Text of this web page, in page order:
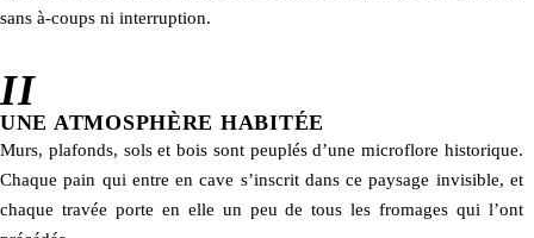
sans à-coups ni interruption.
II
UNE ATMOSPHÈRE HABITÉE
Murs, plafonds, sols et bois sont peuplés d’une microflore historique.
Chaque pain qui entre en cave s’inscrit dans ce paysage invisible, et
chaque travée porte en elle un peu de tous les fromages qui l’ont